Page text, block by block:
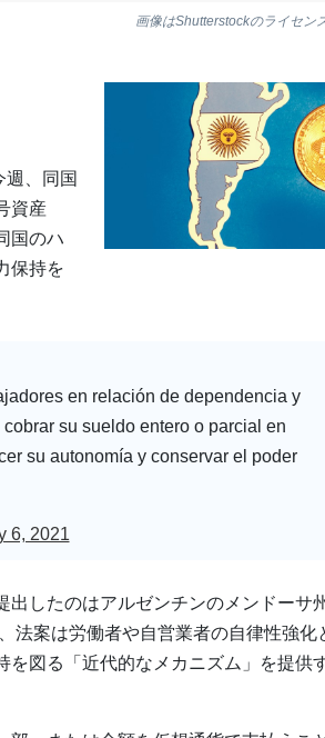
画像はShutterstockのライセン
、同国
資産
国のハ
保持を
en relación de dependencia y
su sueldo entero o parcial en
su autonomía y conservar el poder
6, 2021
したのはアルゼンチンのメンドーサ
法案は労働者や自営業者の自律性強化
図る「近代的なメカニズム」を提供